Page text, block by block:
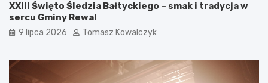
XXIII Święto Śledzia Bałtyckiego – smak i tradycja w
sercu Gminy Rewal
9 lipca 2026 Tomasz Kowalczyk